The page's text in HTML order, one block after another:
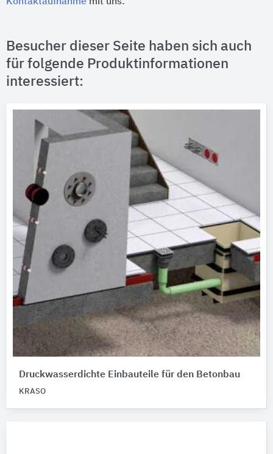
Besucher dieser Seite haben sich auch
für folgende Produktinformationen
interessiert:
Druckwasserdichte Einbauteile für den Betonbau
KRASO